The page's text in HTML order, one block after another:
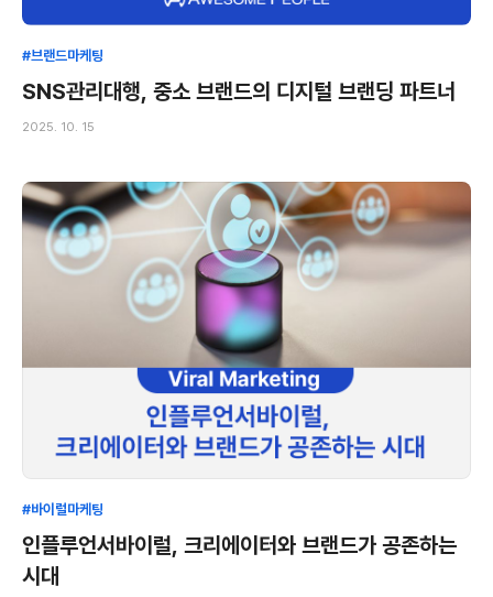
#브랜드마케팅
SNS관리대행, 중소 브랜드의 디지털 브랜딩 파트너
2025. 10. 15
#바이럴마케팅
인플루언서바이럴, 크리에이터와 브랜드가 공존하는
시대